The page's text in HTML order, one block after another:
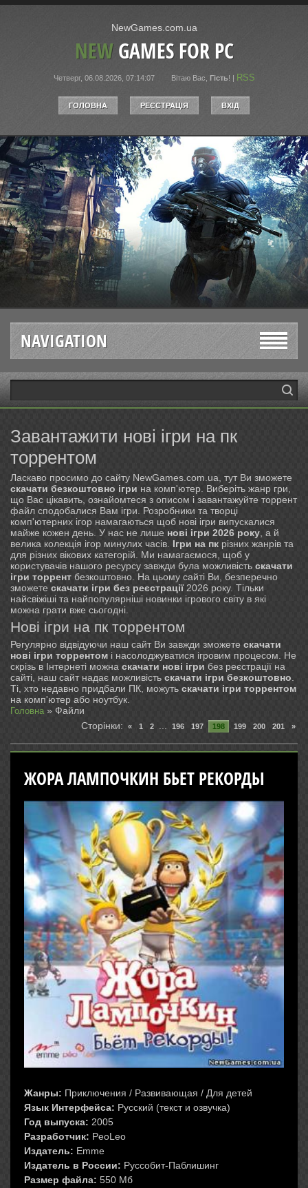
NewGames.com.ua
NEWGAMES FOR PC
Четверг, 06.08.2026, 07:14:07 Вітаю Вас Гість! | RSS
ГОЛОВНА РЕЄСТРАЦІЯ ВХІД
NAVIGATION
Завантажити нові ігри на пк
торрентом
Ласкаво просимо до сайту NewGames.com.ua, тут Ви зможете
скачати безкоштовно ігри на комп'ютер. Виберіть жанр гри,
що Вас цікавить, ознайомтеся з описом і завантажуйте торрент
файл сподобалися Вам ігри. Розробники та творці
комп'ютерних ігор намагаються щоб нові ігри випускалися
майже кожен день. У нас не лише нові ігри 2026 року , а й
велика колекція ігор минулих часів. Ігри на пк різних жанрів та
для різних вікових категорій. Ми намагаємося, щоб у
користувачів нашого ресурсу завжди була можливість скачати
ігри торрент безкоштовно. На цьому сайті Ви, безперечно
зможете скачати ігри без реєстрації2026 року. Тільки
найсвіжіші та найпопулярніші новинки ігрового світу в які
можна грати вже сьогодні.
Нові ігри на пк торрентом
Регулярно відвідуючи наш сайт Ви завжди зможете скачати
нові ігри торрентом і насолоджуватися ігровим процесом. Не
скрізь в Інтернеті можна скачати нові ігри без реєстрації на
сайті, наш сайт надає можливість скачати ігри безкоштовно
Ті, хто недавно придбали ПК, можуть скачати ігри торрентом
на комп'ютер або ноутбук.
Головна » Файли
Сторінки: « 1 2 196 197 198 199 200 201 »
ЖОРА ЛАМПОЧКИН БЬЕТ РЕКОРДЫ
Жанры: Приключения / Развивающая / Для детей
Язык Интерфейса: Русский (текст и озвучка)
Год выпуска: 2005
Разработчик: PeoLeo
Издатель: Emme
Издатель в России: Руссобит-Паблишинг
Размер файла: 550 Мб